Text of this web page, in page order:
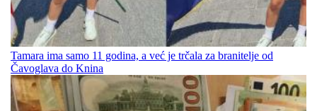
Tamara ima samo 11 godina, a već je trčala za branitelje od
Čavoglava do Knina